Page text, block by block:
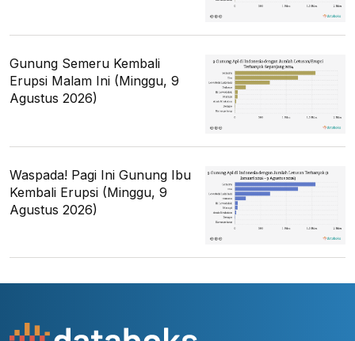
Gunung Semeru Kembali
Erupsi Malam Ini (Minggu, 9
Agustus 2026)
Waspada! Pagi Ini Gunung Ibu
Kembali Erupsi (Minggu, 9
Agustus 2026)